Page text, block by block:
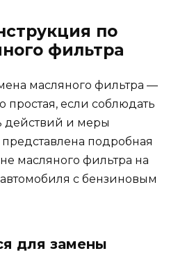
по
фильтра
масляного фильтра —
простая, если соблюдать
действий и меры
подробная
масляного фильтра на
с бензиновым
для замены